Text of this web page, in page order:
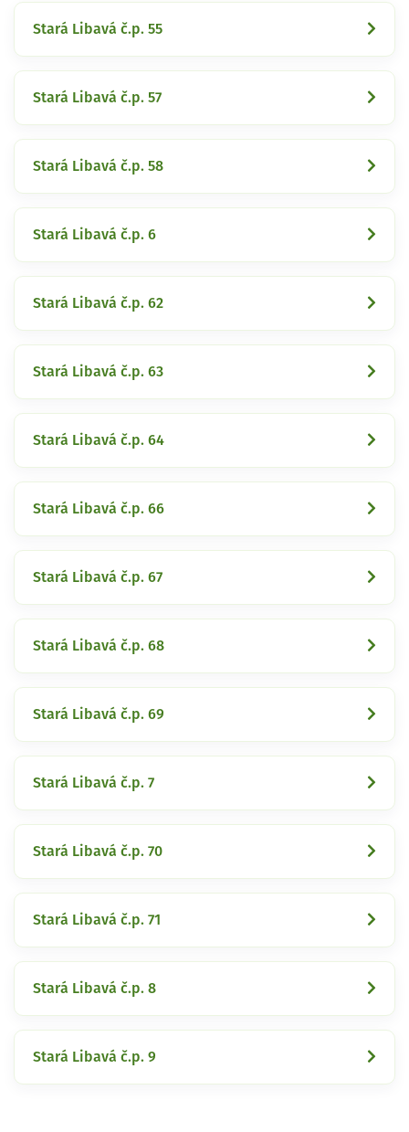
Stará Libavá č.p. 55
Stará Libavá č.p. 57
Stará Libavá č.p. 58
Stará Libavá č.p. 6
Stará Libavá č.p. 62
Stará Libavá č.p. 63
Stará Libavá č.p. 64
Stará Libavá č.p. 66
Stará Libavá č.p. 67
Stará Libavá č.p. 68
Stará Libavá č.p. 69
Stará Libavá č.p. 7
Stará Libavá č.p. 70
Stará Libavá č.p. 71
Stará Libavá č.p. 8
Stará Libavá č.p. 9